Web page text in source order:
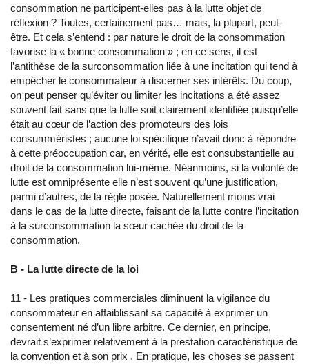
consommation ne participent-elles pas à la lutte objet de
réflexion ? Toutes, certainement pas… mais, la plupart, peut-
être. Et cela s’entend : par nature le droit de la consommation
favorise la « bonne consommation » ; en ce sens, il est
l’antithèse de la surconsommation liée à une incitation qui tend à
empêcher le consommateur à discerner ses intérêts. Du coup,
on peut penser qu’éviter ou limiter les incitations a été assez
souvent fait sans que la lutte soit clairement identifiée puisqu’elle
était au cœur de l’action des promoteurs des lois
consumméristes ; aucune loi spécifique n’avait donc à répondre
à cette préoccupation car, en vérité, elle est consubstantielle au
droit de la consommation lui-même. Néanmoins, si la volonté de
lutte est omniprésente elle n’est souvent qu’une justification,
parmi d’autres, de la règle posée. Naturellement moins vrai
dans le cas de la lutte directe, faisant de la lutte contre l’incitation
à la surconsommation la sœur cachée du droit de la
consommation.
B - La lutte directe de la loi
11 - Les pratiques commerciales diminuent la vigilance du
consommateur en affaiblissant sa capacité à exprimer un
consentement né d’un libre arbitre. Ce dernier, en principe,
devrait s’exprimer relativement à la prestation caractéristique de
la convention et à son prix . En pratique, les choses se passent